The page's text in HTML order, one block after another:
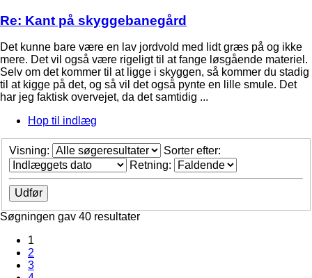
Re: Kant på skyggebanegård
Det kunne bare være en lav jordvold med lidt græs på og ikke
mere. Det vil også være rigeligt til at fange løsgående materiel.
Selv om det kommer til at ligge i skyggen, så kommer du stadig
til at kigge på det, og så vil det også pynte en lille smule. Det
har jeg faktisk overvejet, da det samtidig ...
Hop til indlæg
Visning:
Sorter efter:
Retning:
Søgningen gav 40 resultater
1
2
3